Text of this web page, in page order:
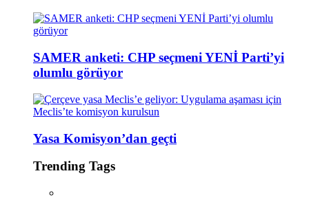
SAMER anketi: CHP seçmeni YENİ Parti’yi
olumlu görüyor
Yasa Komisyon’dan geçti
Trending Tags